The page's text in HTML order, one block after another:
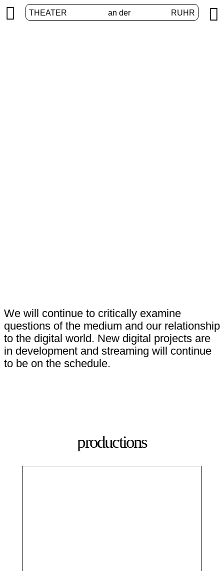
THEATER an der RUHR
 
We will continue to critically examine
questions of the medium and our relationship
to the digital world. New digital projects are
in development and streaming will continue
to be on the schedule.
productions